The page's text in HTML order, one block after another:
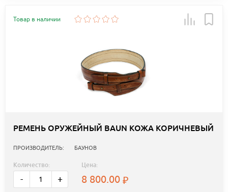
Товар в наличии
РЕМЕНЬ ОРУЖЕЙНЫЙ BAUN КОЖА КОРИЧНЕВЫЙ
ПРОИЗВОДИТЕЛЬ: БАУНОВ
Количество:
- +
Цена:
8 800.00